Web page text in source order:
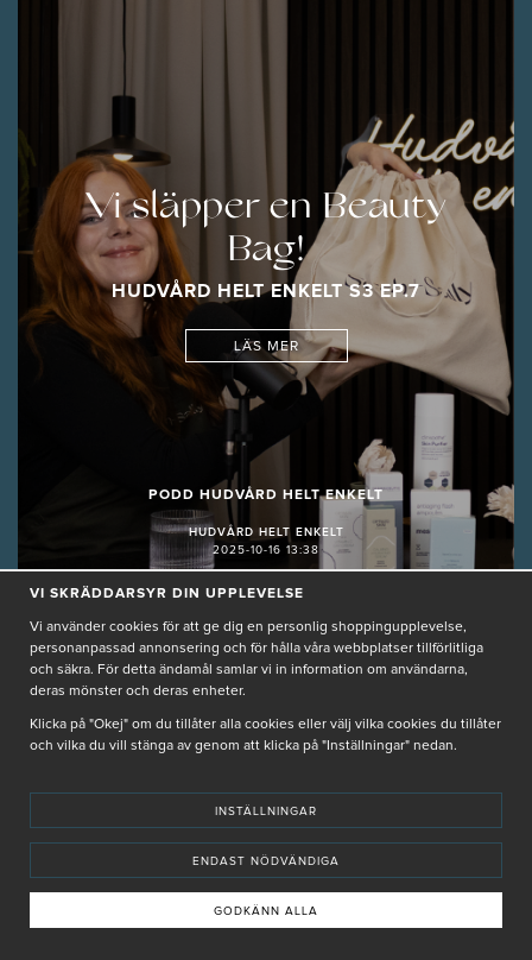
Vi släpper en Beauty
Bag!
HUDVÅRD HELT ENKELT S3 EP.7
LÄS MER
PODD HUDVÅRD HELT ENKELT
HUDVÅRD HELT ENKELT
2025-10-16 13:38
Vi löser era
hudvårdsproblem!
HUDVÅRD HELT ENKELT S3 EP.6
VI SKRÄDDARSYR DIN UPPLEVELSE
Vi använder cookies för att ge dig en personlig shoppingupplevelse,
personanpassad annonsering och för hålla våra webbplatser tillförlitliga
och säkra. För detta ändamål samlar vi in information om användarna,
deras mönster och deras enheter.
Klicka på "Okej" om du tillåter alla cookies eller välj vilka cookies du tillåter
och vilka du vill stänga av genom att klicka på "Inställningar" nedan.
INSTÄLLNINGAR
ENDAST NÖDVÄNDIGA
GODKÄNN ALLA